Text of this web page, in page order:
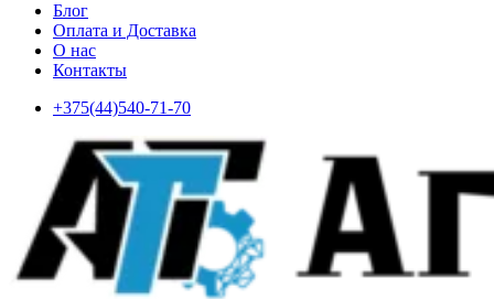
Блог
Оплата и Доставка
О нас
Контакты
+375(44)540-71-70